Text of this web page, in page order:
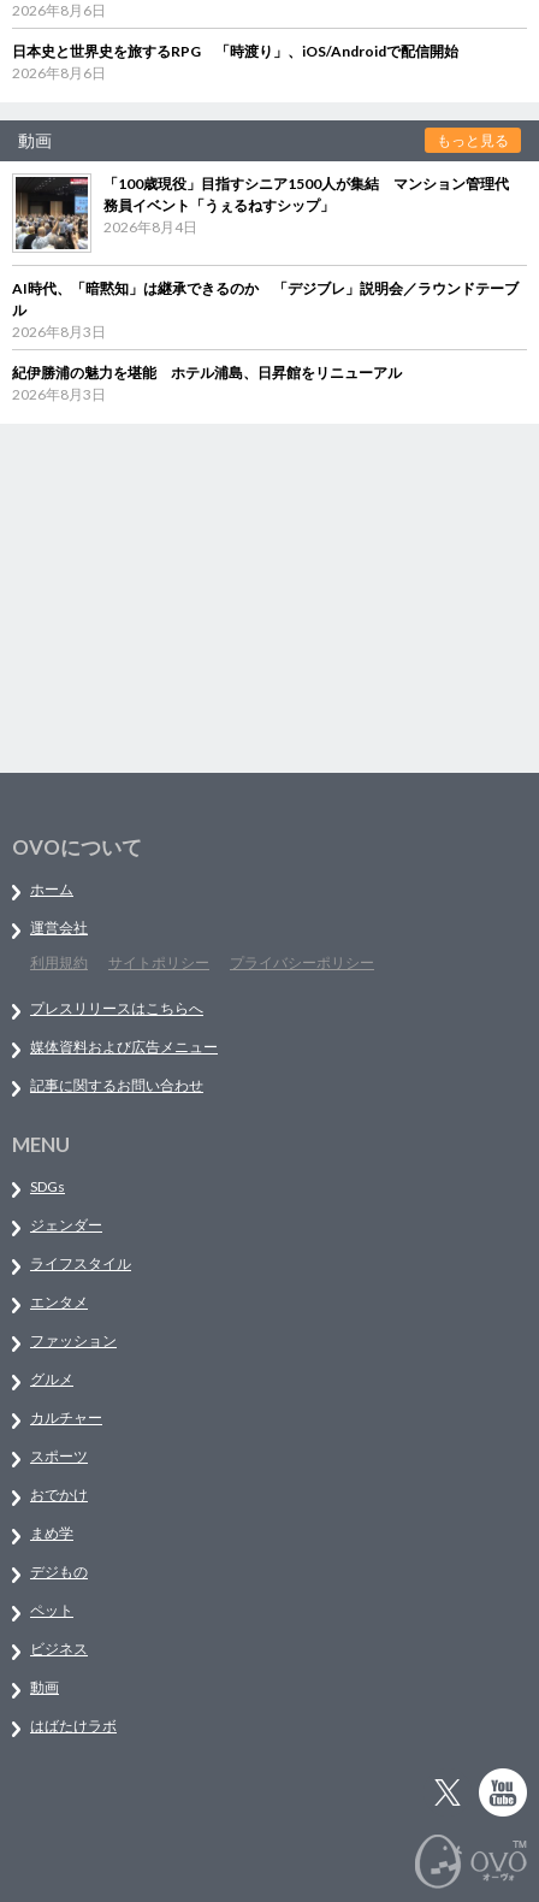
2026年8月6日
日本史と世界史を旅するRPG 「時渡り」、iOS/Androidで配信開始
2026年8月6日
動画 もっと見る
「100歳現役」目指すシニア1500人が集結 マンション管理代
務員イベント「うぇるねすシップ」
2026年8月4日
AI時代、「暗黙知」は継承できるのか 「デジブレ」説明会／ラウンドテーブ
ル
2026年8月3日
紀伊勝浦の魅力を堪能 ホテル浦島、日昇館をリニューアル
2026年8月3日
OVOについて
ホーム
運営会社
利用規約
サイトポリシー プライバシーポリシー
プレスリリースはこちらへ
媒体資料および広告メニュー
記事に関するお問い合わせ
MENU
SDGs
ジェンダー
ライフスタイル
エンタメ
ファッション
グルメ
カルチャー
スポーツ
おでかけ
まめ学
デジもの
ペット
ビジネス
動画
はばたけラボ